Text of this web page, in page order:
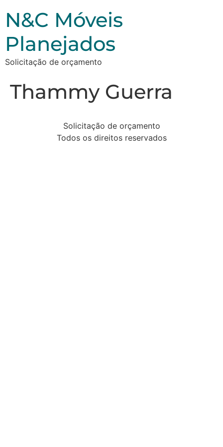
N&C Móveis
Planejados
Solicitação de orçamento
Thammy Guerra
Solicitação de orçamento
Todos os direitos reservados